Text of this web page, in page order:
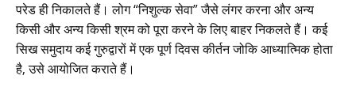
परेड ही निकालते हैं। लोग “निशुल्क सेवा” जैसे लंगर करना और अन्य
किसी और अन्य किसी श्रम को पूरा करने के लिए बाहर निकलते हैं। कई
सिख समुदाय कई गुरुद्वारों में एक पूर्ण दिवस कीर्तन जोकि आध्यात्मिक होता
है, उसे आयोजित कराते हैं।